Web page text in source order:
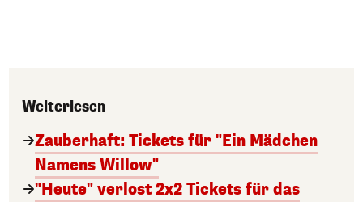
Weiterlesen
Zauberhaft: Tickets für "Ein Mädchen
Namens Willow"
"Heute" verlost 2x2 Tickets für das